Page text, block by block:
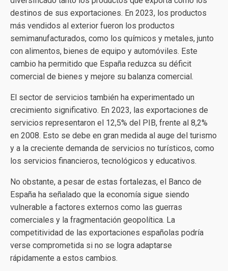
destinos de sus exportaciones. En 2023, los productos
más vendidos al exterior fueron los productos
semimanufacturados, como los químicos y metales, junto
con alimentos, bienes de equipo y automóviles. Este
cambio ha permitido que España reduzca su déficit
comercial de bienes y mejore su balanza comercial.
El sector de servicios también ha experimentado un
crecimiento significativo. En 2023, las exportaciones de
servicios representaron el 12,5% del PIB, frente al 8,2%
en 2008. Esto se debe en gran medida al auge del turismo
y a la creciente demanda de servicios no turísticos, como
los servicios financieros, tecnológicos y educativos.
No obstante, a pesar de estas fortalezas, el Banco de
España ha señalado que la economía sigue siendo
vulnerable a factores externos como las guerras
comerciales y la fragmentación geopolítica. La
competitividad de las exportaciones españolas podría
verse comprometida si no se logra adaptarse
rápidamente a estos cambios.